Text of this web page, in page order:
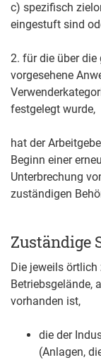
c) spezifisch
eingestuft sind
2. für die über
vorgesehene
festgelegt wurde,
hat der
Beginn einer
Unterbrechung
zuständigen
Zuständige
Die jeweils
Betriebsgelände,
vorhanden ist,
die der
(Anlagen,